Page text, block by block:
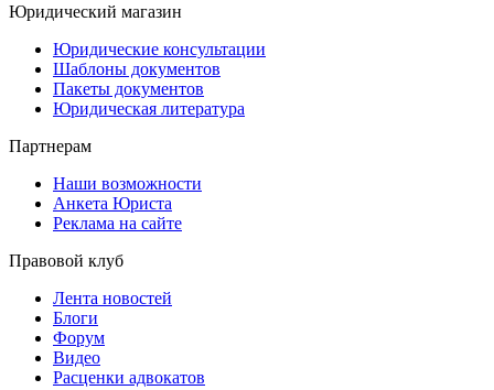
Юридический магазин
Юридические консультации
Шаблоны документов
Пакеты документов
Юридическая литература
Партнерам
Наши возможности
Анкета Юриста
Реклама на сайте
Правовой клуб
Лента новостей
Блоги
Форум
Видео
Расценки адвокатов